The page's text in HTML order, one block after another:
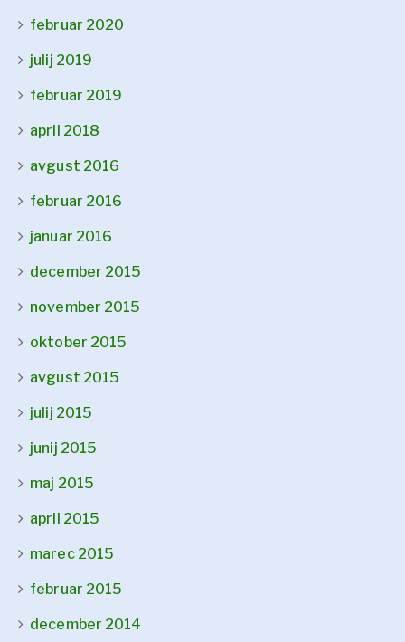
februar 2020
julij 2019
februar 2019
april 2018
avgust 2016
februar 2016
januar 2016
december 2015
november 2015
oktober 2015
avgust 2015
julij 2015
junij 2015
maj 2015
april 2015
marec 2015
februar 2015
december 2014